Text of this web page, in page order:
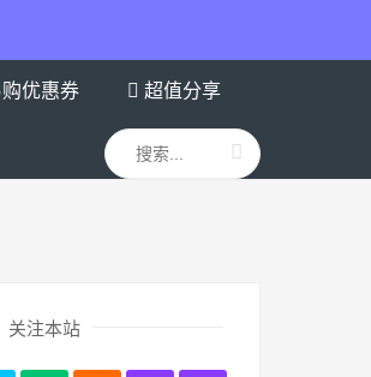
优惠券 超值分享
关注本站